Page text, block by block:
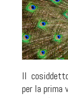
Il
per la prima